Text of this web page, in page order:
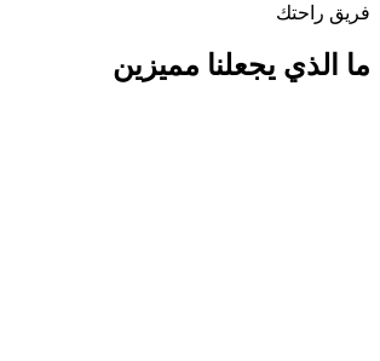
فريق راحتك
ما الذي يجعلنا مميزين